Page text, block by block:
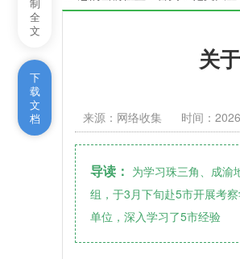
关
来源：网络收集 时间：
导读： 为学习珠三角、成渝
组，于3月下旬赴5市开展考
单位，深入学习了5市经验
全
文
下
载
文
档